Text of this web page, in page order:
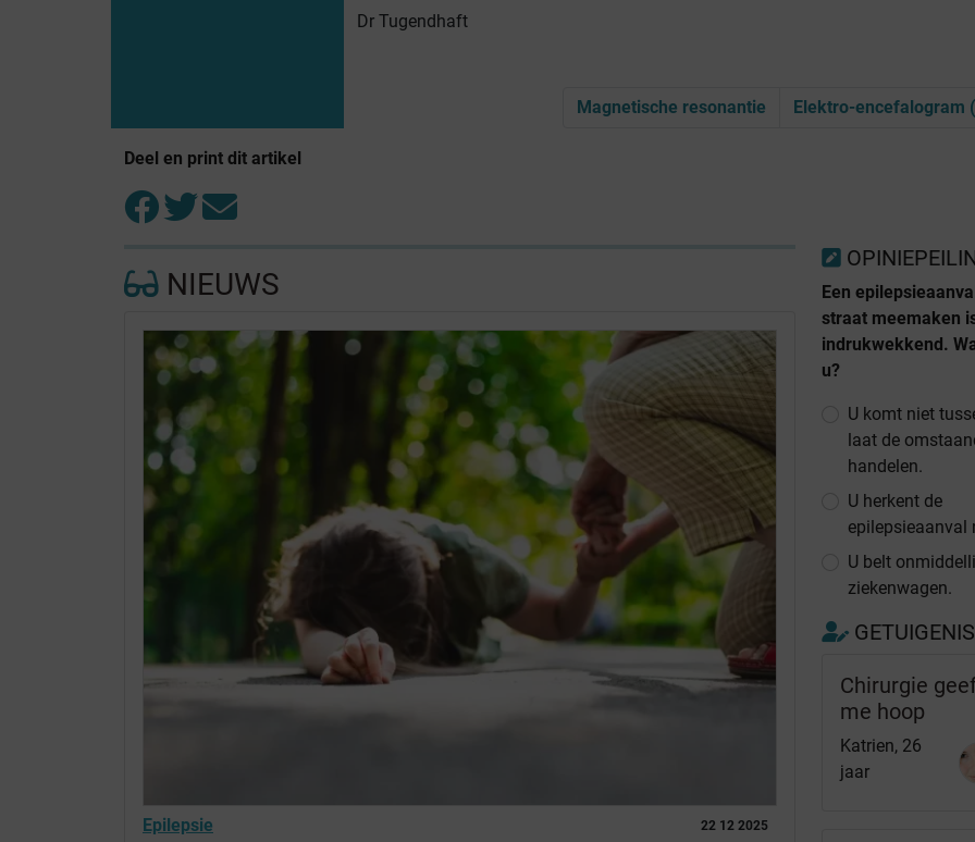
Dr Tugendhaft
Magnetische resonantie Elektro-encefalogram
Deel en print dit artikel
NIEUWS
22 12 2025
Epilepsie
Een
straat meemaken
indrukwekkend.
u?
U komt niet
laat de
handelen.
U herkent de
epilepsieaanval
U belt
ziekenwagen.
Chirurgie
me hoop
Katrien, 26
jaar